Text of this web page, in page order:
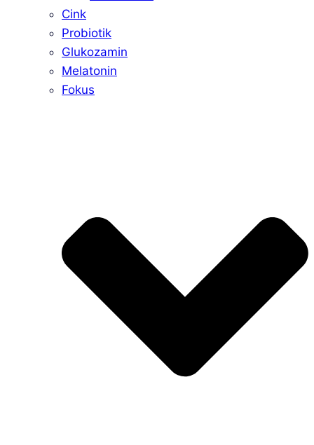
Cink
Probiotik
Glukozamin
Melatonin
Fokus